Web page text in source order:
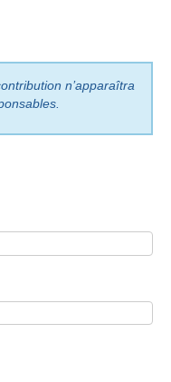
n’apparaîtra